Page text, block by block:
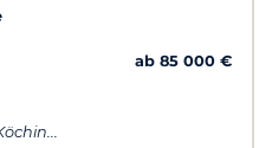
ab 85 000 €